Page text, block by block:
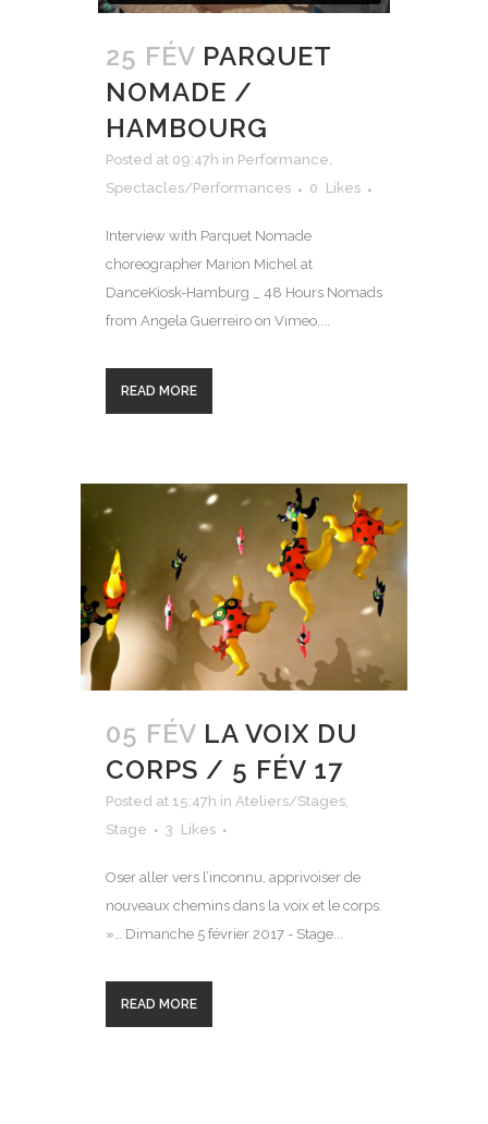
25 FÉV PARQUET
NOMADE /
HAMBOURG
Posted at 09:47h in Performance,
Spectacles/Performances
0 Likes
Interview with Parquet Nomade
choreographer Marion Michel at
DanceKiosk-Hamburg _ 48 Hours Nomads
from Angela Guerreiro on Vimeo....
READ MORE
05 FÉV LA VOIX DU
CORPS / 5 FÉV 17
Posted at 15:47h in Ateliers/Stages
Stage
3 Likes
Oser aller vers l’inconnu, apprivoiser de
nouveaux chemins dans la voix et le corps.
»… Dimanche 5 février 2017 - Stage...
READ MORE